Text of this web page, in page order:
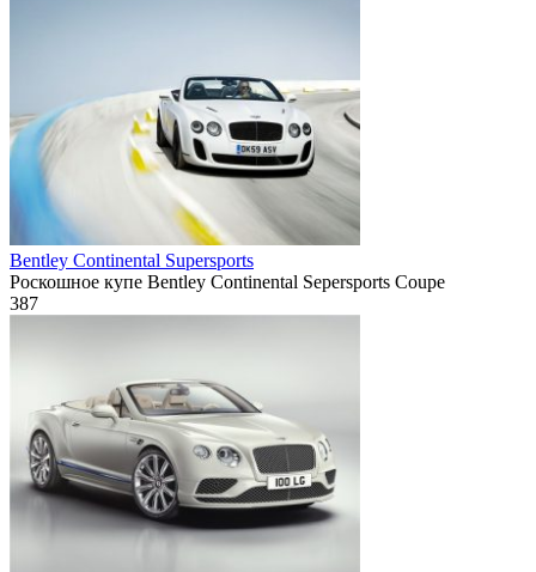
Bentley Continental Supersports
Роскошное купе Bentley Continental Sepersports Coupe
387